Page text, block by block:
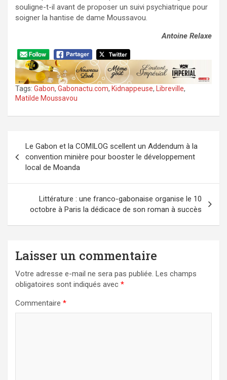
souligne-t-il avant de proposer un suivi psychiatrique pour
soigner la hantise de dame Moussavou.
Antoine Relaxe
Tags: Gabon, Gabonactu.com, Kidnappeuse, Libreville,
Matilde Moussavou
de
l’article
Le Gabon et la COMILOG scellent un Addendum à la
convention minière pour booster le développement
local de Moanda
Littérature : une franco-gabonaise organise le 10
octobre à Paris la dédicace de son roman à succès
Laisser un commentaire
Votre adresse e-mail ne sera pas publiée. Les champs
obligatoires sont indiqués avec *
Commentaire *